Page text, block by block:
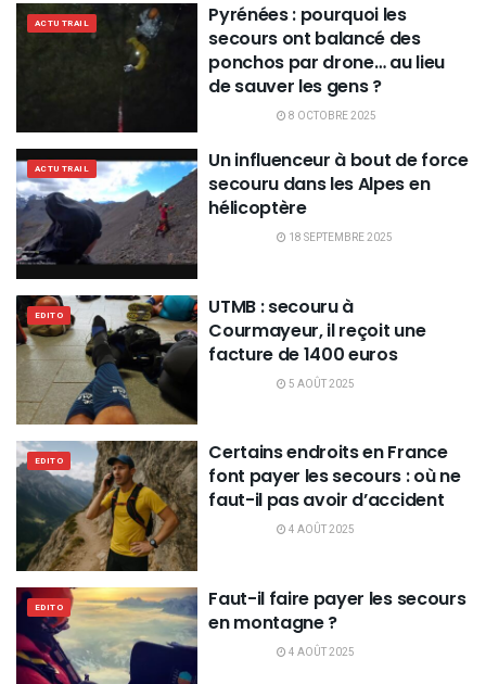
ACTU TRAIL
Pyrénées : pourquoi les
secours ont balancé des
ponchos par drone… au lieu
de sauver les gens ?
8 OCTOBRE 2025
ACTU TRAIL
Un influenceur à bout de force
secouru dans les Alpes en
hélicoptère
18 SEPTEMBRE 2025
EDITO
UTMB : secouru à
Courmayeur, il reçoit une
facture de 1400 euros
5 AOÛT 2025
EDITO
Certains endroits en France
font payer les secours : où ne
faut-il pas avoir d’accident
4 AOÛT 2025
EDITO
Faut-il faire payer les secours
en montagne ?
4 AOÛT 2025